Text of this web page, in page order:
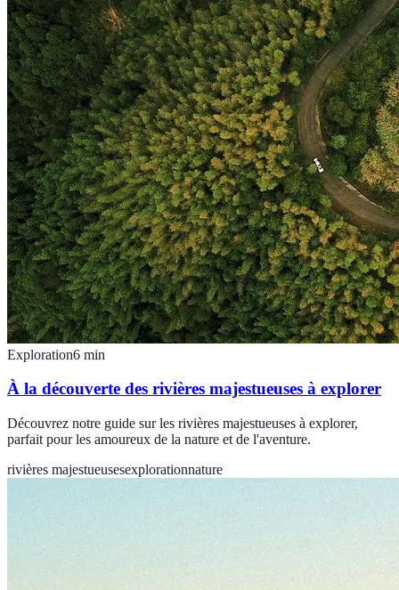
Exploration6 min
À la découverte des rivières majestueuses à explorer
Découvrez notre guide sur les rivières majestueuses à explorer,
parfait pour les amoureux de la nature et de l'aventure.
rivières majestueusesexplorationnature